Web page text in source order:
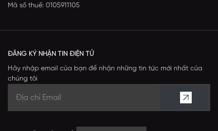
Mã số thuế: 0105911105
ĐĂNG KÝ NHẬN TIN ĐIỆN TỬ
Hãy nhập email của bạn để nhận những tin tức mới nhất của
chúng tôi